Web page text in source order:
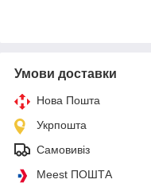
Умови доставки
Нова Пошта
Укрпошта
Самовивіз
Meest ПОШТА